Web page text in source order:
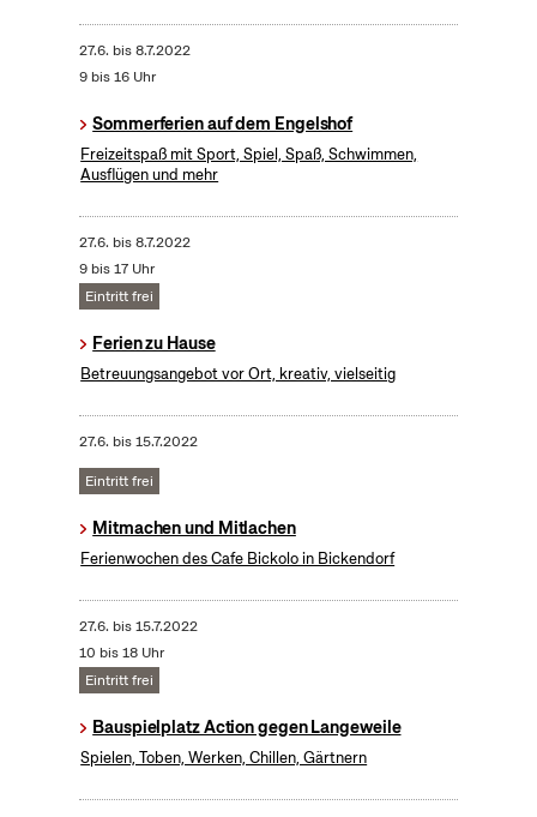
27.6. bis8.7.2022
9 bis 16 Uhr
Sommerferien auf dem Engelshof
Freizeitspaß mit Sport, Spiel, Spaß, Schwimmen,
Ausflügen und mehr
27.6. bis8.7.2022
9 bis 17 Uhr
Eintritt frei
Ferien zu Hause
Betreuungsangebot vor Ort, kreativ, vielseitig
27.6. bis15.7.2022
Eintritt frei
Mitmachen und Mitlachen
Ferienwochen des Cafe Bickolo in Bickendorf
27.6. bis15.7.2022
10 bis 18 Uhr
Eintritt frei
Bauspielplatz Action gegen Langeweile
Spielen, Toben, Werken, Chillen, Gärtnern